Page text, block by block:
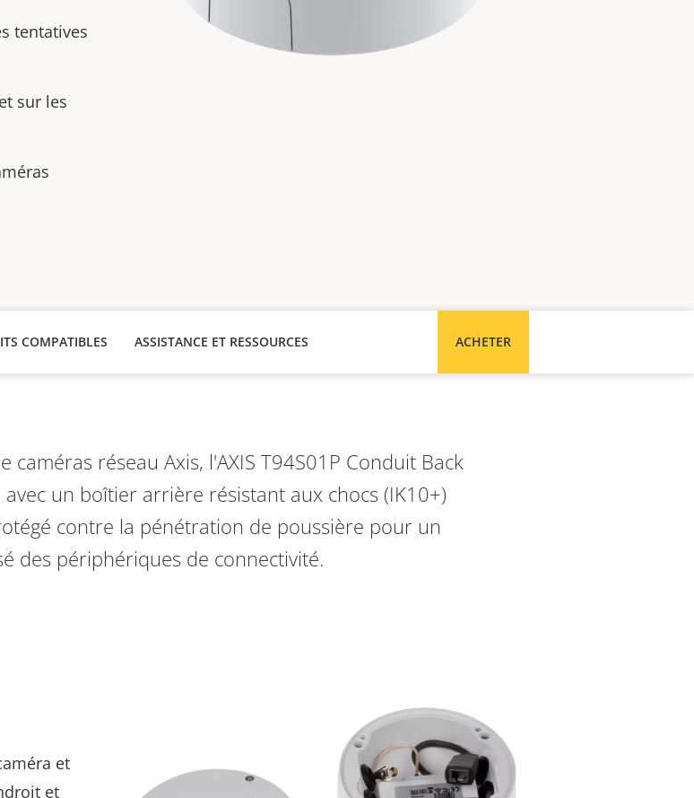
tentatives
sur les
COMPATIBLES ACHETER
ASSISTANCE ET RESSOURCES
réseau Axis, l'AXIS T94S01P Conduit Back
un boîtier arrière résistant aux chocs (IK10+)
contre la pénétration de poussière pour un
des périphériques de connectivité.
et
et